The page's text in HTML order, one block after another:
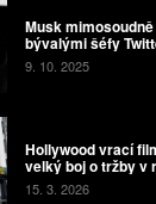
Musk
bývalými šéfy
9. 10. 2025
Hollywood vrací
velký boj o tržby v
15. 3. 2026